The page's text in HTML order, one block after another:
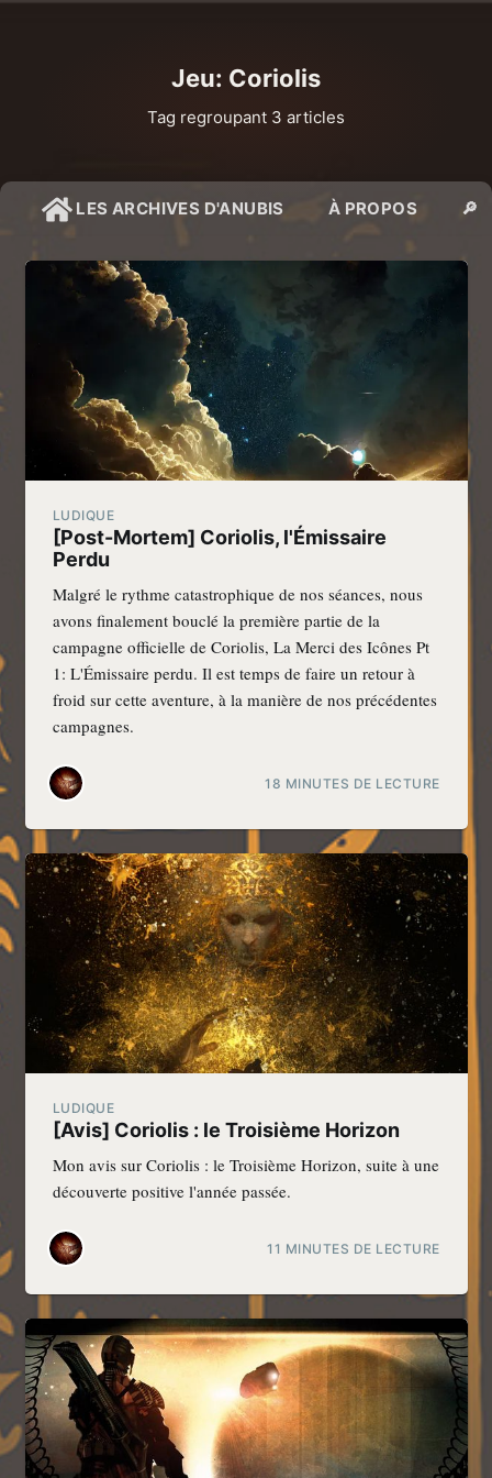
LES ARCHIVES D'ANUBIS À PROPOS 🔎
Jeu: Coriolis
Tag regroupant 3 articles
LUDIQUE
[Post-Mortem] Coriolis, l'Émissaire
Perdu
Malgré le rythme catastrophique de nos séances, nous
avons finalement bouclé la première partie de la
campagne officielle de Coriolis, La Merci des Icônes Pt
1: L'Émissaire perdu. Il est temps de faire un retour à
froid sur cette aventure, à la manière de nos précédentes
campagnes.
18 MINUTES DE LECTURE
LUDIQUE
[Avis] Coriolis : le Troisième Horizon
Mon avis sur Coriolis : le Troisième Horizon, suite à une
découverte positive l'année passée.
11 MINUTES DE LECTURE